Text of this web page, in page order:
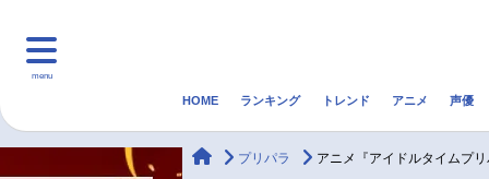
menu
HOME ランキング トレンド アニメ 声優
animateTimes
プリパラ アニメ『アイドルタイムプ